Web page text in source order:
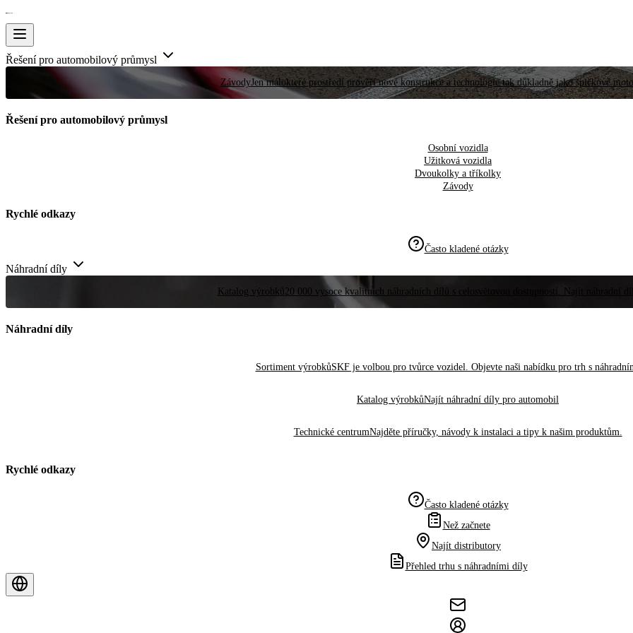
Řešení pro automobilový průmysl
ZávodyJen málokteré prostředí prověří nové konstrukce a technologie tak důkladně jako špičkové
Řešení pro automobilový průmysl
Osobní vozidla
Užitková vozidla
Dvoukolky a tříkolky
Závody
Rychlé odkazy
Často kladené otázky
Náhradní díly
Katalog výrobků20 000 vysoce kvalitních náhradních dílů s celosvětovou dostupností. Najít náhradní
Náhradní díly
Sortiment výrobkůSKF je volbou pro tvůrce vozidel. Objevte naši nabídku pro trh s
Katalog výrobkůNajít náhradní díly pro automobil
Technické centrumNajděte příručky, návody k instalaci a tipy k našim produktům.
Rychlé odkazy
Často kladené otázky
Než začnete
Najít distributory
Přehled trhu s náhradními díly